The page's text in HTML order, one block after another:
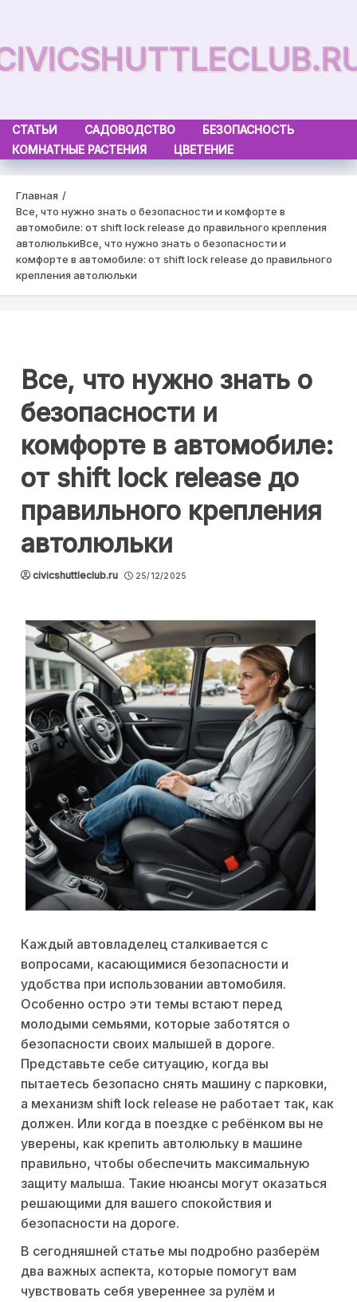
content
СТАТЬИ САДОВОДСТВО
БЕЗОПАСНОСТЬ
КОМНАТНЫЕ РАСТЕНИЯ
ЦВЕТЕНИЕ
Главная
Все, что нужно знать о безопасности и комфорте в
автомобиле: от shift lock release до правильного крепления
автолюлькиВсе, что нужно знать о безопасности и
комфорте в автомобиле: от shift lock release до правильного
крепления автолюльки
Все, что нужно знать о
безопасности и
комфорте в автомобиле:
от shift lock release до
правильного крепления
автолюльки
civicshuttleclub.ru 25/12/2025
Каждый автовладелец сталкивается с
вопросами, касающимися безопасности и
удобства при использовании автомобиля.
Особенно остро эти темы встают перед
молодыми семьями, которые заботятся о
безопасности своих малышей в дороге.
Представьте себе ситуацию, когда вы
пытаетесь безопасно снять машину с парковки,
а механизм shift lock release не работает так, как
должен. Или когда в поездке с ребёнком вы не
уверены, как крепить автолюльку в машине
правильно, чтобы обеспечить максимальную
защиту малыша. Такие нюансы могут оказаться
решающими для вашего спокойствия и
безопасности на дороге.
В сегодняшней статье мы подробно разберём
два важных аспекта, которые помогут вам
чувствовать себя увереннее за рулём и